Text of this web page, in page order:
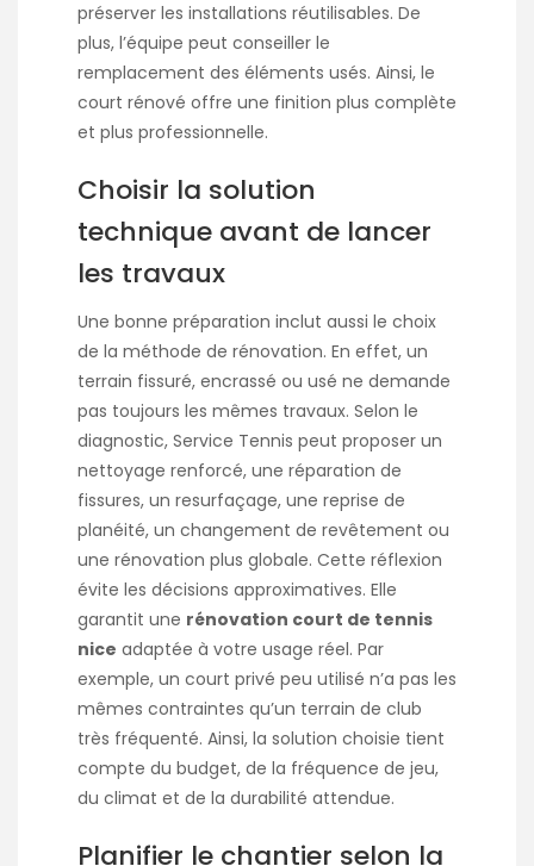
préserver les installations réutilisables. De
plus, l’équipe peut conseiller le
remplacement des éléments usés. Ainsi, le
court rénové offre une finition plus complète
et plus professionnelle.
Choisir la solution
technique avant de lancer
les travaux
Une bonne préparation inclut aussi le choix
de la méthode de rénovation. En effet, un
terrain fissuré, encrassé ou usé ne demande
pas toujours les mêmes travaux. Selon le
diagnostic, Service Tennis peut proposer un
nettoyage renforcé, une réparation de
fissures, un resurfaçage, une reprise de
planéité, un changement de revêtement ou
une rénovation plus globale. Cette réflexion
évite les décisions approximatives. Elle
garantit une rénovation court de tennis
nice adaptée à votre usage réel. Par
exemple, un court privé peu utilisé n’a pas les
mêmes contraintes qu’un terrain de club
très fréquenté. Ainsi, la solution choisie tient
compte du budget, de la fréquence de jeu,
du climat et de la durabilité attendue.
Planifier le chantier selon la